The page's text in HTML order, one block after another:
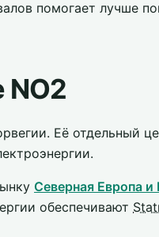
помогает лучше
NO2
Её отдельный
Северная Европа и
обеспечивают